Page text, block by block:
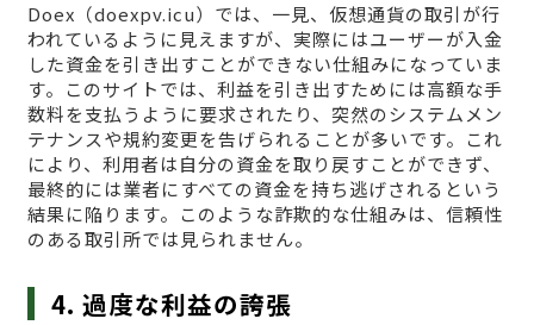
Doex（doexpv.icu）では、一見、仮想通貨の取引が行
われているように見えますが、実際にはユーザーが入金
した資金を引き出すことができない仕組みになっていま
す。このサイトでは、利益を引き出すためには高額な手
数料を支払うように要求されたり、突然のシステムメン
テナンスや規約変更を告げられることが多いです。これ
により、利用者は自分の資金を取り戻すことができず、
最終的には業者にすべての資金を持ち逃げされるという
結果に陥ります。このような詐欺的な仕組みは、信頼性
のある取引所では見られません。
4. 過度な利益の誇張